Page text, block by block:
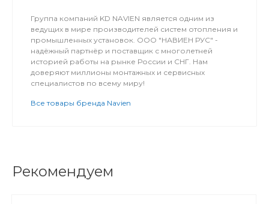
Группа компаний KD NAVIEN является одним из
ведущих в мире производителей систем отопления и
промышленных установок. ООО "НАВИЕН РУС" -
надёжный партнёр и поставщик с многолетней
историей работы на рынке России и СНГ. Нам
доверяют миллионы монтажных и сервисных
специалистов по всему миру!
Все товары бренда Navien
Рекомендуем